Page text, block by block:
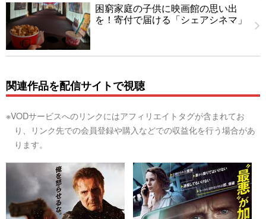
困窮家庭の子供に映画館の思い出
を！寄付で届ける「シェアシネマ」
関連作品を配信サイトで視聴
※VODサービスへのリンクにはアフィリエイトタグが含まれてお
り、リンク先での会員登録や購入などでの収益化を行う場合があ
ります。